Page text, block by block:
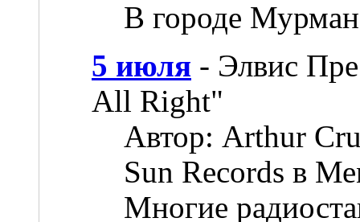
В городе
5 июля - Элвис
All Right"
Автор: Arthur
Sun Records в
Многие